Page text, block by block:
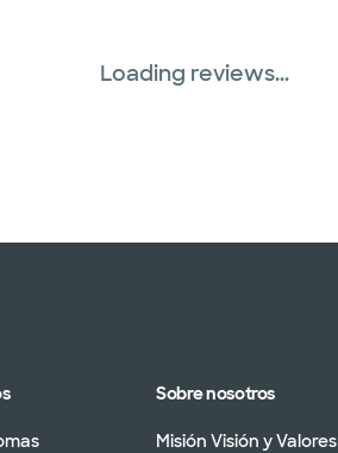
Loading reviews...
Sobre nosotros
Misión Visión y Valores